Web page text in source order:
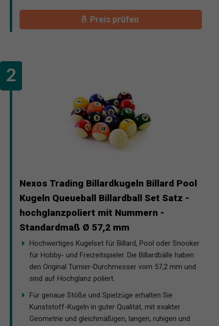
Preis prüfen
Nexos Trading Billardkugeln Billard Pool
Kugeln Queueball Billardball Set Satz -
hochglanzpoliert mit Nummern -
Standardmaß Ø 57,2 mm
Hochwertiges Kugelset für Billard, Pool oder Snooker
für Hobby- und Freizeitspieler. Die Billardbälle haben
den Original Turnier-Durchmesser vom 57,2 mm und
sind auf Hochglanz poliert.
Für genaue Stöße und Spielzüge erhalten Sie
Kunststoff-Kugeln in guter Qualität, mit exakter
Geometrie und gleichmäßigen, langen, ruhigen und